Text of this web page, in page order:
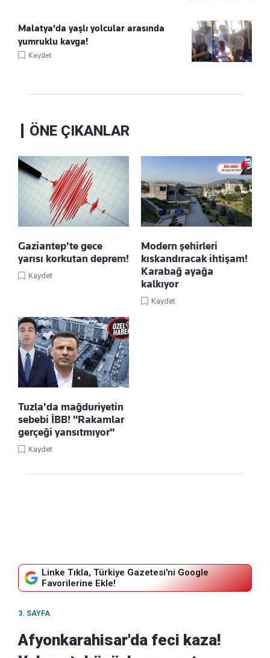
Malatya'da yaşlı yolcular arasında
yumruklu kavga!
Kaydet
ÖNE ÇIKANLAR
Gaziantep'te gece
yarısı korkutan deprem!
Kaydet
Modern şehirleri
kıskandıracak ihtişam!
Karabağ ayağa
kalkıyor
Kaydet
Tuzla'da mağduriyetin
sebebi İBB! "Rakamlar
gerçeği yansıtmıyor"
Kaydet
Linke Tıkla, Türkiye Gazetesi'ni Google
Favorilerine Ekle!
3. SAYFA
Afyonkarahisar'da feci kaza!